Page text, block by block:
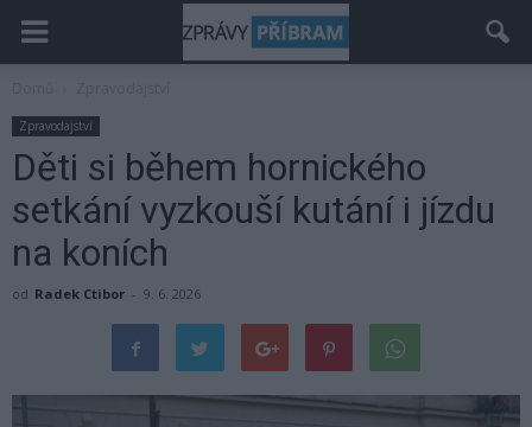
Zpravodajství
Děti si během hornického
setkání vyzkouší kutání i jízdu
na koních
od Radek Ctibor - 9. 6. 2026